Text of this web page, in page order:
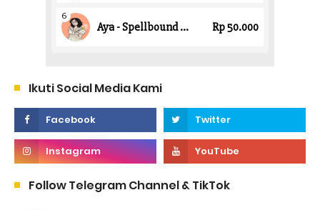
Ikuti Social Media Kami
Follow Telegram Channel & TikTok